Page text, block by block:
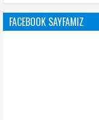
FACEBOOK SAYFAMIZ